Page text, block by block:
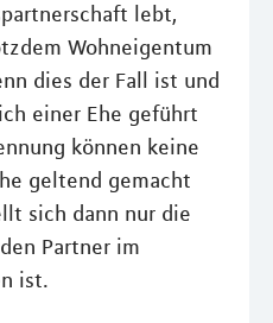
lebt,
Wohneigentum
dies der Fall ist und
einer Ehe geführt
können keine
geltend gemacht
sich dann nur die
Partner im
ist.